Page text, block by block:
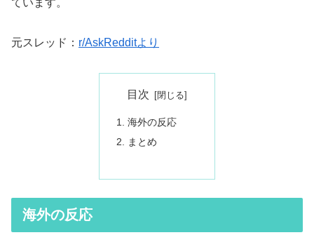
ています。
元スレッド： r/AskRedditより
目次
海外の反応
まとめ
海外の反応